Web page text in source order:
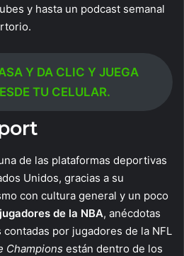
y hasta un podcast semanal
Y DA CLIC Y JUEGA
TU CELULAR.
de las plataformas deportivas
Unidos, gracias a su
con cultura general y un poco
de la NBA, anécdotas
por jugadores de la NFL
Champions están dentro de los